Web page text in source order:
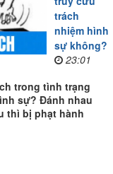
trách
nhiệm hình
sự không?
23:01
trong tình trạng
sự? Đánh nhau
thì bị phạt hành